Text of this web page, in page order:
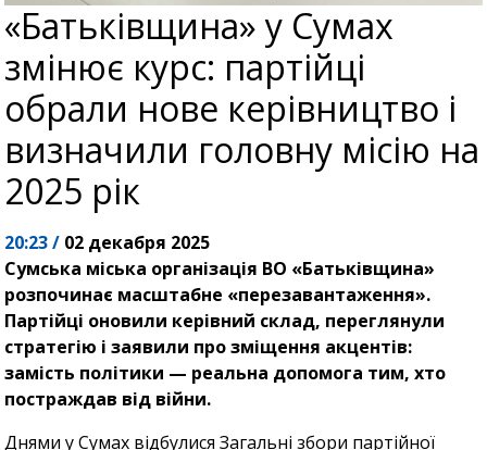
«Батьківщина» у Сумах
змінює курс: партійці
обрали нове керівництво і
визначили головну місію на
2025 рік
20:23 / 02 декабря 2025
Сумська міська організація ВО «Батьківщина»
розпочинає масштабне «перезавантаження».
Партійці оновили керівний склад, переглянули
стратегію і заявили про зміщення акцентів:
замість політики — реальна допомога тим, хто
постраждав від війни.
Днями у Сумах відбулися Загальні збори партійної